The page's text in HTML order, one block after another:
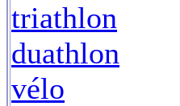
triathlon
duathlon
vélo